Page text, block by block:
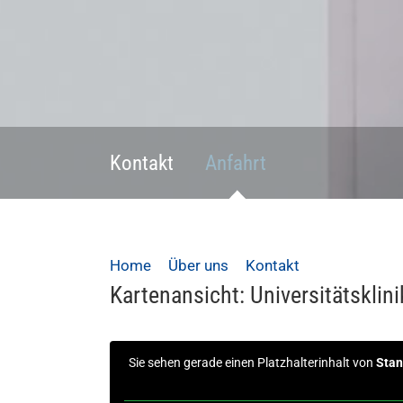
Kontakt Anfahrt
Home Über uns Kontakt
Kartenansicht:
Sie sehen gerade einen Platzhalterinhalt von